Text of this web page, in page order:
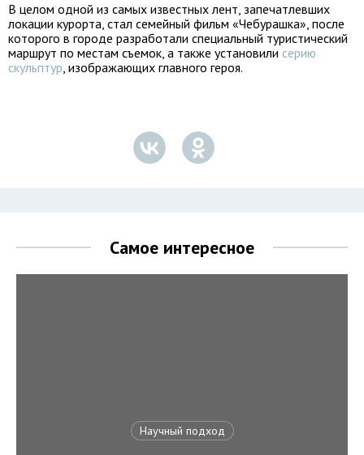
В целом одной из самых известных лент, запечатлевших
локации курорта, стал семейный фильм «Чебурашка», после
которого в городе разработали специальный туристический
маршрут по местам съемок, а также установили серию
скульптур, изображающих главного героя.
Самое интересное
Научный подход